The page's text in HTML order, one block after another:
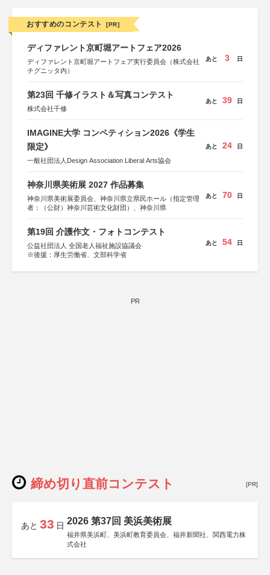
おすすめのコンテスト [PR]
ディファレント京町堀アートフェア2026
ディファレント京町堀アートフェア実行委員会（株式会社
チグニッタ内）
あと 3 日
第23回 千修イラスト＆写真コンテスト
株式会社千修
あと 39 日
IMAGINE大学 コンペティション2026《学生
限定》
一般社団法人Design Association Liberal Arts協会
あと 24 日
神奈川県美術展 2027 作品募集
神奈川県美術展委員会、神奈川県立県民ホール（指定管理
者：（公財）神奈川芸術文化財団）、神奈川県
あと 70 日
第19回 介護作文・フォトコンテスト
公益社団法人 全国老人福祉施設協議会
※後援：厚生労働省、文部科学省
あと 54 日
PR
締め切り直前コンテスト [PR]
あと 33 日 2026 第37回 美浜美術展
福井県美浜町、美浜町教育委員会、福井新聞社、関西電力株
式会社